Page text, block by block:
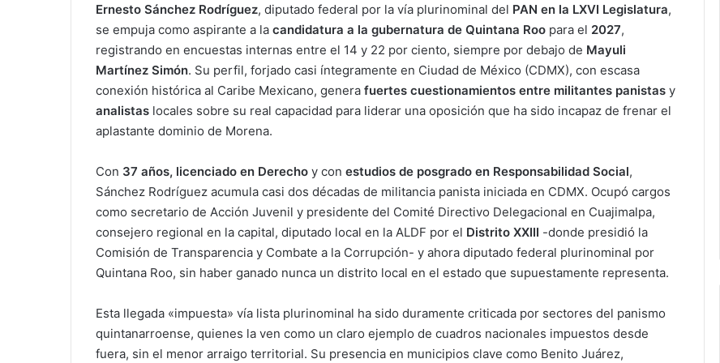
Ernesto Sánchez Rodríguez, diputado federal por la vía plurinominal del PAN en la LXVI Legislatura,
se empuja como aspirante a la candidatura a la gubernatura de Quintana Roo para el 2027,
registrando en encuestas internas entre el 14 y 22 por ciento, siempre por debajo de Mayuli
Martínez Simón. Su perfil, forjado casi íntegramente en Ciudad de México (CDMX), con escasa
conexión histórica al Caribe Mexicano, genera fuertes cuestionamientos entre militantes panistas y
analistas locales sobre su real capacidad para liderar una oposición que ha sido incapaz de frenar el
aplastante dominio de Morena.
Con 37 años, licenciado en Derecho y con estudios de posgrado en Responsabilidad Social,
Sánchez Rodríguez acumula casi dos décadas de militancia panista iniciada en CDMX. Ocupó cargos
como secretario de Acción Juvenil y presidente del Comité Directivo Delegacional en Cuajimalpa,
consejero regional en la capital, diputado local en la ALDF por el Distrito XXIII -donde presidió la
Comisión de Transparencia y Combate a la Corrupción- y ahora diputado federal plurinominal por
Quintana Roo, sin haber ganado nunca un distrito local en el estado que supuestamente representa.
Esta llegada «impuesta» vía lista plurinominal ha sido duramente criticada por sectores del panismo
quintanarroense, quienes la ven como un claro ejemplo de cuadros nacionales impuestos desde
fuera, sin el menor arraigo territorial. Su presencia en municipios clave como Benito Juárez,